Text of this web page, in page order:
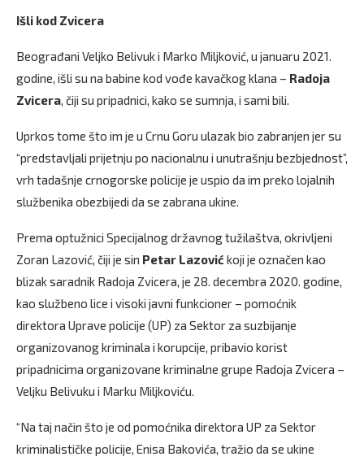
Išli kod Zvicera
Beograđani Veljko Belivuk i Marko Miljković, u januaru 2021.
godine, išli su na babine kod vođe kavačkog klana – Radoja
Zvicera, čiji su pripadnici, kako se sumnja, i sami bili.
Uprkos tome što im je u Crnu Goru ulazak bio zabranjen jer su
“predstavljali prijetnju po nacionalnu i unutrašnju bezbjednost”,
vrh tadašnje crnogorske policije je uspio da im preko lojalnih
službenika obezbijedi da se zabrana ukine.
Prema optužnici Specijalnog državnog tužilaštva, okrivljeni
Zoran Lazović, čiji je sin Petar Lazović koji je označen kao
blizak saradnik Radoja Zvicera, je 28. decembra 2020. godine,
kao službeno lice i visoki javni funkcioner – pomoćnik
direktora Uprave policije (UP) za Sektor za suzbijanje
organizovanog kriminala i korupcije, pribavio korist
pripadnicima organizovane kriminalne grupe Radoja Zvicera –
Veljku Belivuku i Marku Miljkoviću.
“Na taj način što je od pomoćnika direktora UP za Sektor
kriminalističke policije, Enisa Bakovića, tražio da se ukine